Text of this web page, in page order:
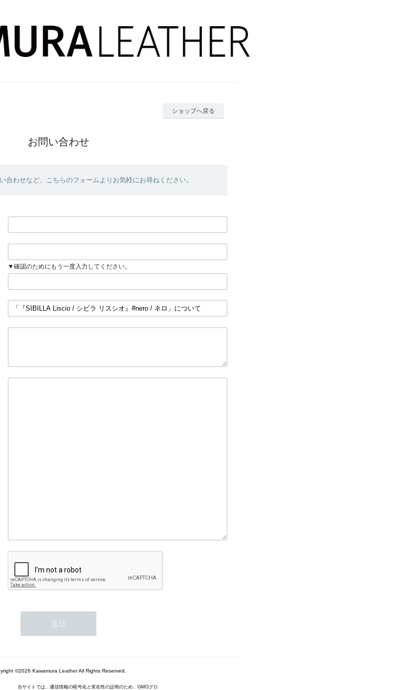
ショップへ戻る
お問い合わせ
合わせなど、こちらのフォームよりお気軽にお尋ねください。
▼確認のためにもう一度入力してください。
©2026 Kawamura Leather All Rights Reserved.
当サイトでは、通信情報の暗号化と実在性の証明のため、GMOグロ